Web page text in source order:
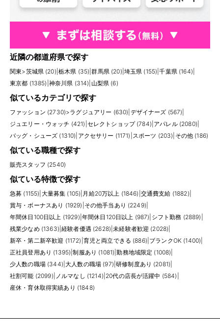
近隣の都道府県で探す
関東>茨城県 (20) 栃木県 (35) |群馬県 (20) 埼玉県 (155) |千葉県 (164)
東京都 (1385) 神奈川県 (314) 山梨県 (6)
似ているカテゴリで探す
ファッション (2730)>ラグジュアリー (630) デザイナーズ (567)
ジュエリー・ウォッチ (421) セレクトショップ (784) アパレル (2080)
バッグ・シューズ (1310) アクセサリー (1171) スポーツ (203) その他 (186)
似ている職種で探す
販売スタッフ (2540)
似ている特徴で探す
急募 (1155) 大量募集 (105) 月給20万以上 (1846) 交通費支給 (1882)
賞与・ボーナスあり (1929) その他手当あり (2249)
年間休日100日以上 (1929) 年間休日120日以上 (987) シフト勤務 (2889)
残業少なめ (1363) |経験者優遇 (2628) |未経験者歓迎 (2028)
新卒・第二新卒歓迎 (1172) 育児と両立できる (886) ブランクOK (1400)
正社員登用あり (1395) |制服あり (1081) |勤務地域限定 (1008)
少人数の職場 (344) |大人数の職場 (97) |研修制度あり (2081)
社割可能 (2099) ノルマなし (1214) 20代の店長が活躍中 (584)
産休・育休取得実績あり (1848)